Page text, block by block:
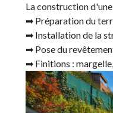
La construction
➡ Préparation du
➡ Installation de la
➡ Pose du
➡ Finitions :